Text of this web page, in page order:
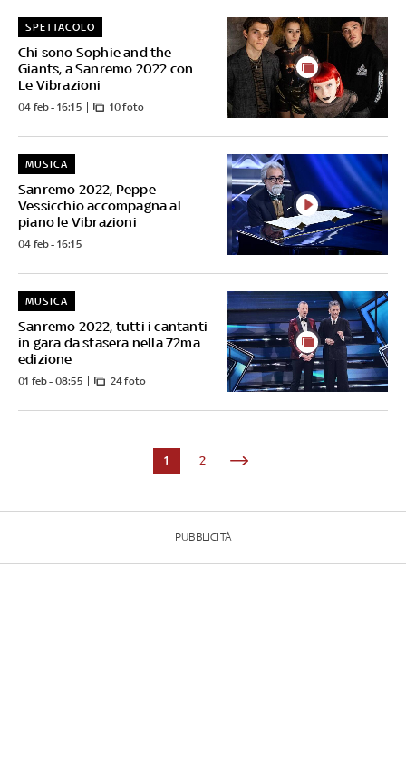
Chi sono Sophie and the
Giants, a Sanremo 2022 con
Le Vibrazioni
SPETTACOLO
04 feb - 16:15 10 foto
Sanremo 2022, Peppe
Vessicchio accompagna al
piano le Vibrazioni
MUSICA
04 feb - 16:15
Sanremo 2022, tutti i cantanti
in gara da stasera nella 72ma
edizione
MUSICA
01 feb - 08:55 24 foto
1 2
PUBBLICITÀ